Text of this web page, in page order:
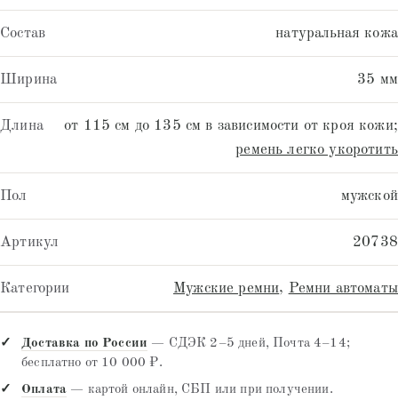
Состав натуральная кожа
Ширина 35 мм
Длина
от 115 см до 135 см в зависимости от кроя кожи;
ремень легко укоротить
Пол мужской
Артикул 20738
Категории Мужские ремни, Ремни автоматы
Доставка по России — СДЭК 2–5 дней, Почта 4–14;
бесплатно от 10 000 ₽.
Оплата — картой онлайн, СБП или при получении.